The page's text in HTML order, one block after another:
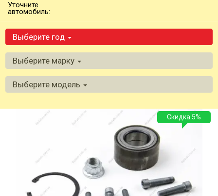
Уточните
автомобиль:
Выберите год
Выберите марку
Выберите модель
Скидка 5%